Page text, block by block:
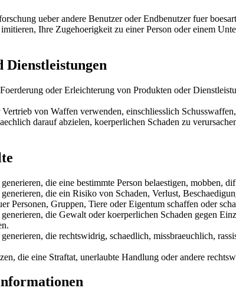
ueber andere Benutzer oder Endbenutzer fuer
Ihre Zugehoerigkeit zu einer Person oder einem
Dienstleistungen
oder Erleichterung von Produkten oder
von Waffen verwenden, einschliesslich
darauf abzielen, koerperlichen Schaden zu
die eine bestimmte Person belaestigen, mobben,
die ein Risiko von Schaden, Verlust,
Personen, Gruppen, Tiere oder Eigentum schaffen oder
die Gewalt oder koerperlichen Schaden gegen
die rechtswidrig, schaedlich, missbraeuchlich,
die eine Straftat, unerlaubte Handlung oder andere